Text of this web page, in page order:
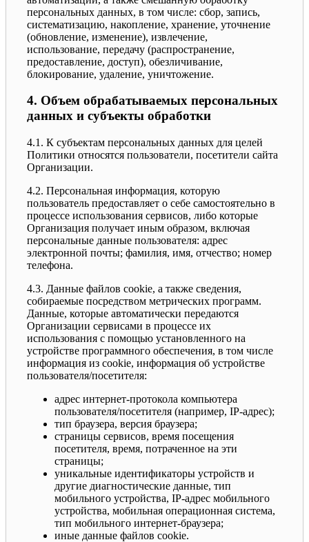
персональных данных, в том числе: сбор, запись,
систематизацию, накопление, хранение, уточнение
(обновление, изменение), извлечение,
использование, передачу (распространение,
предоставление, доступ), обезличивание,
блокирование, удаление, уничтожение.
4. Объем обрабатываемых персональных
данных и субъекты обработки
4.1. К субъектам персональных данных для целей
Политики относятся пользователи, посетители сайта
Организации.
4.2. Персональная информация, которую
пользователь предоставляет о себе самостоятельно в
процессе использования сервисов, либо которые
Организация получает иным образом, включая
персональные данные пользователя: адрес
электронной почты; фамилия, имя, отчество; номер
телефона.
4.3. Данные файлов cookie, а также сведения,
собираемые посредством метрических программ.
Данные, которые автоматически передаются
Организации сервисами в процессе их
использования с помощью установленного на
устройстве программного обеспечения, в том числе
информация из cookie, информация об устройстве
пользователя/посетителя:
адрес интернет-протокола компьютера
пользователя/посетителя (например, IP-адрес);
тип браузера, версия браузера;
страницы сервисов, время посещения
посетителя, время, потраченное на эти
страницы;
уникальные идентификаторы устройств и
другие диагностические данные, тип
мобильного устройства, IP-адрес мобильного
устройства, мобильная операционная система,
тип мобильного интернет-браузера;
иные данные файлов cookie.